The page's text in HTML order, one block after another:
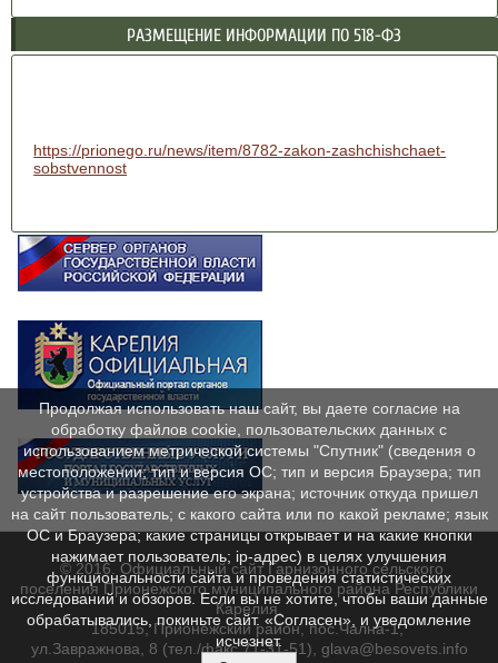
РАЗМЕЩЕНИЕ ИНФОРМАЦИИ ПО 518-ФЗ
https://prionego.ru/news/item/8782-zakon-zashchishchaet-
sobstvennost
© 2016. Официальный сайт Гарнизонного сельского
поселения Прионежского муниципального района Республики
Карелия.
185015, Прионежский район, пос.Чална-1,
ул.Завражнова, 8 (тел./факс 71-31-51), glava@besovets.info
Продолжая использовать наш сайт, вы даете согласие на
обработку файлов cookie, пользовательских данных с
использованием метрической системы "Спутник" (сведения о
местоположении; тип и версия ОС; тип и версия Браузера; тип
устройства и разрешение его экрана; источник откуда пришел
на сайт пользователь; с какого сайта или по какой рекламе; язык
ОС и Браузера; какие страницы открывает и на какие кнопки
нажимает пользователь; ip-адрес) в целях улучшения
функциональности сайта и проведения статистических
исследований и обзоров. Если вы не хотите, чтобы ваши данные
обрабатывались, покиньте сайт. «Согласен», и уведомление
исчезнет.